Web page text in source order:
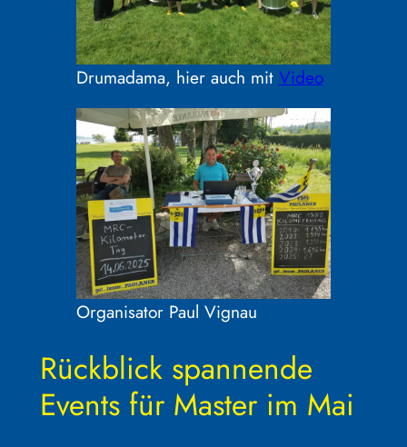
Drumadama, hier auch mit Video
Organisator Paul Vignau
Rückblick spannende
Events für Master im Mai